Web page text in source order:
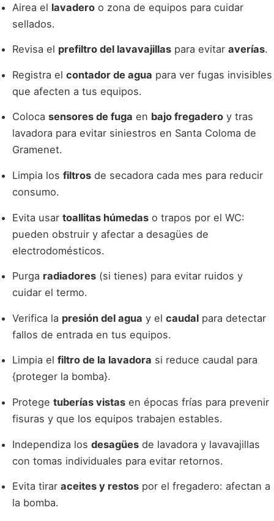
Airea el lavadero o zona de equipos para cuidar
sellados.
Revisa el prefiltro del lavavajillas para evitar averías.
Registra el contador de agua para ver fugas invisibles
que afecten a tus equipos.
Coloca sensores de fuga en bajo fregadero y tras
lavadora para evitar siniestros en Santa Coloma de
Gramenet.
Limpia los filtros de secadora cada mes para reducir
consumo.
Evita usar toallitas húmedas o trapos por el WC:
pueden obstruir y afectar a desagües de
electrodomésticos.
Purga radiadores (si tienes) para evitar ruidos y
cuidar el termo.
Verifica la presión del agua y el caudal para detectar
fallos de entrada en tus equipos.
Limpia el filtro de la lavadora si reduce caudal para
{proteger la bomba}.
Protege tuberías vistas en épocas frías para prevenir
fisuras y que los equipos trabajen estables.
Independiza los desagües de lavadora y lavavajillas
con tomas individuales para evitar retornos.
Evita tirar aceites y restos por el fregadero: afectan a
la bomba.